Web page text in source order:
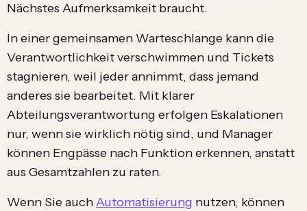
Nächstes Aufmerksamkeit braucht.
In einer gemeinsamen Warteschlange kann die
Verantwortlichkeit verschwimmen und Tickets
stagnieren, weil jeder annimmt, dass jemand
anderes sie bearbeitet. Mit klarer
Abteilungsverantwortung erfolgen Eskalationen
nur, wenn sie wirklich nötig sind, und Manager
können Engpässe nach Funktion erkennen, anstatt
aus Gesamtzahlen zu raten.
Wenn Sie auchAutomatisierung nutzen, können